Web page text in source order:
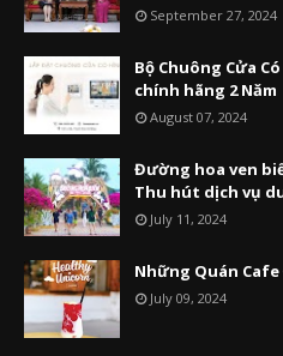
September 27, 2024
Bộ Chuông Cửa
chính hãng 2 Năm
August 07, 2024
Đường hoa ven
Thu hút dịch vụ
July 11, 2024
Những Quán
July 09, 2024